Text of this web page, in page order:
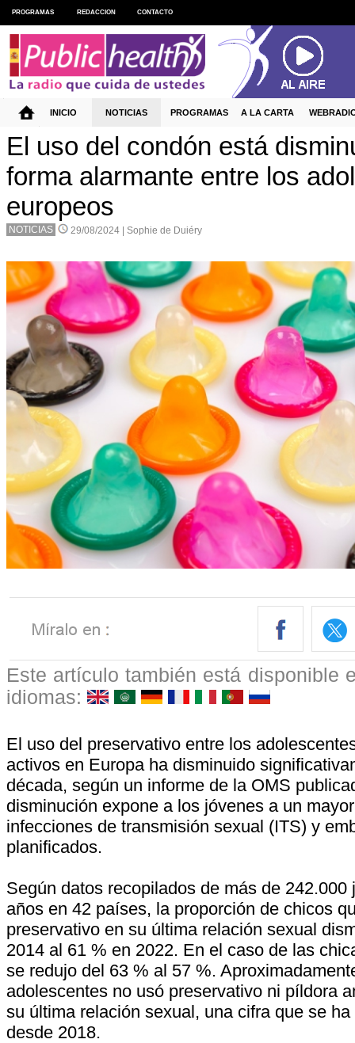
El uso del condón está
forma alarmante entre los
europeos
NOTICIAS 29/08/2024 | Sophie de Duiéry
Este artículo también está disponible
idiomas:
El uso del preservativo entre los
activos en Europa ha disminuido
década, según un informe de la OMS
disminución expone a los jóvenes a un
infecciones de transmisión sexual (ITS) y
planificados.
Según datos recopilados de más de 242.000
años en 42 países, la proporción de chicos
preservativo en su última relación sexual
2014 al 61 % en 2022. En el caso de las
se redujo del 63 % al 57 %.
adolescentes no usó preservativo ni píldora
su última relación sexual, una cifra que se
desde 2018.
PROGRAMAS REDACCION CONTACTO
INICIO NOTICIAS PROGRAMAS A LA CARTA